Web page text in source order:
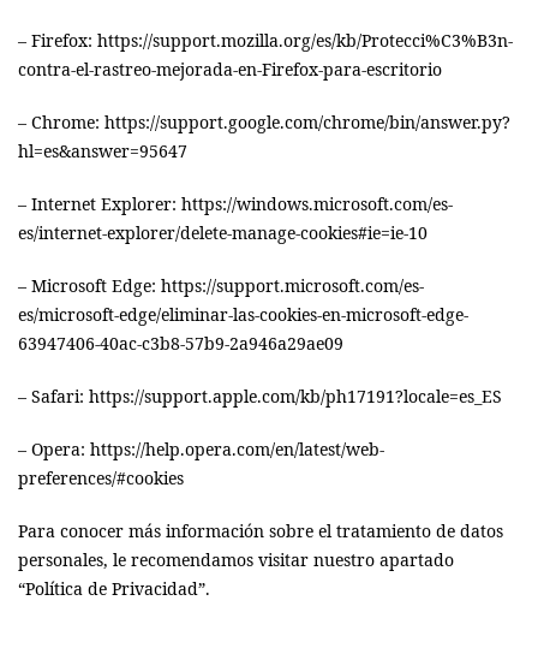
– Firefox: https://support.mozilla.org/es/kb/Protecci%C3%B3n-
contra-el-rastreo-mejorada-en-Firefox-para-escritorio
– Chrome: https://support.google.com/chrome/bin/answer.py?
hl=es&answer=95647
– Internet Explorer: https://windows.microsoft.com/es-
es/internet-explorer/delete-manage-cookies#ie=ie-10
– Microsoft Edge: https://support.microsoft.com/es-
es/microsoft-edge/eliminar-las-cookies-en-microsoft-edge-
63947406-40ac-c3b8-57b9-2a946a29ae09
– Safari: https://support.apple.com/kb/ph17191?locale=es_ES
– Opera: https://help.opera.com/en/latest/web-
preferences/#cookies
Para conocer más información sobre el tratamiento de datos
personales, le recomendamos visitar nuestro apartado
“Política de Privacidad”.